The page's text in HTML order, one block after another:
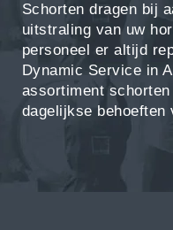
Schorten dragen bij
uitstraling van uw
personeel er altijd
Dynamic Service in
assortiment
dagelijkse behoeften